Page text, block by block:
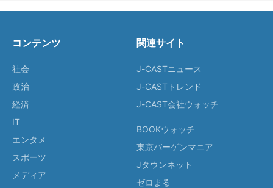
コンテンツ
社会
政治
経済
IT
エンタメ
スポーツ
メディア
関連サイト
J-CASTニュース
J-CASTトレンド
J-CAST会社ウォッチ
BOOKウォッチ
東京バーゲンマニア
Jタウンネット
ゼロまる